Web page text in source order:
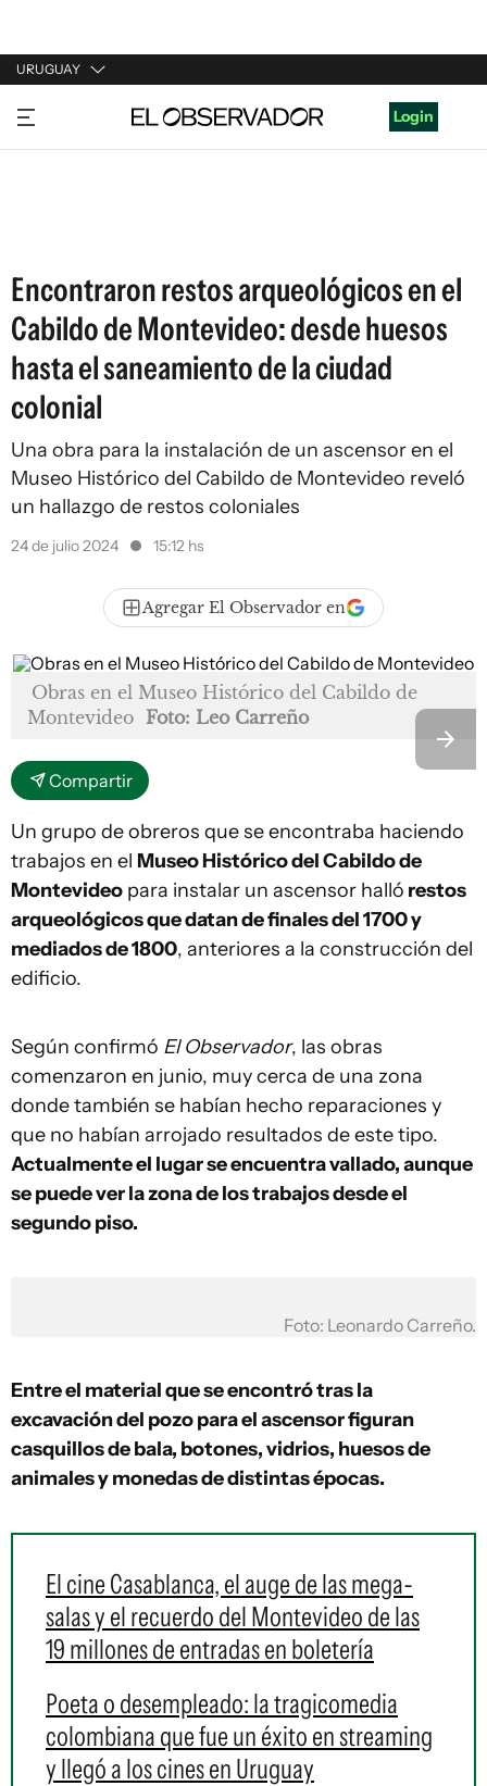
URUGUAY
URUGUAY
ARGENTINA
Login
Encontraron restos arqueológicos en el
Cabildo de Montevideo: desde huesos
hasta el saneamiento de la ciudad
colonial
Una obra para la instalación de un ascensor en el
Museo Histórico del Cabildo de Montevideo reveló
un hallazgo de restos coloniales
24 de julio 2024 15:12 hs
Agregar El Observador en
Obras en el Museo Histórico del Cabildo de
Montevideo Foto: Leo Carreño
Compartir
Un grupo de obreros que se encontraba haciendo
trabajos en el Museo Histórico del Cabildo de
Montevideo para instalar un ascensor halló restos
arqueológicos que datan de finales del 1700 y
mediados de 1800, anteriores a la construcción del
edificio.
Según confirmó El Observador, las obras
comenzaron en junio, muy cerca de una zona
donde también se habían hecho reparaciones y
que no habían arrojado resultados de este tipo.
Actualmente el lugar se encuentra vallado, aunque
se puede ver la zona de los trabajos desde el
segundo piso.
Foto: Leonardo Carreño.
Entre el material que se encontró tras la
excavación del pozo para el ascensor figuran
casquillos de bala, botones, vidrios, huesos de
animales y monedas de distintas épocas.
El cine Casablanca, el auge de las mega-
salas y el recuerdo del Montevideo de las
19 millones de entradas en boletería
Poeta o desempleado: la tragicomedia
colombiana que fue un éxito en streaming
y llegó a los cines en Uruguay